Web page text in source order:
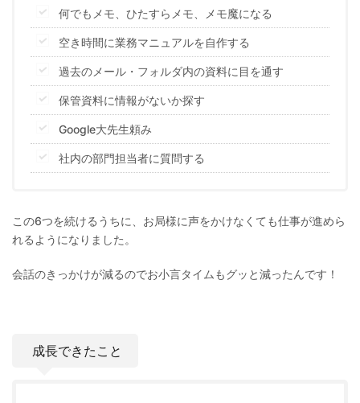
何でもメモ、ひたすらメモ、メモ魔になる
空き時間に業務マニュアルを自作する
過去のメール・フォルダ内の資料に目を通す
保管資料に情報がないか探す
Google大先生頼み
社内の部門担当者に質問する
この6つを続けるうちに、お局様に声をかけなくても仕事が進めら
れるようになりました。
会話のきっかけが減るのでお小言タイムもグッと減ったんです！
成長できたこと